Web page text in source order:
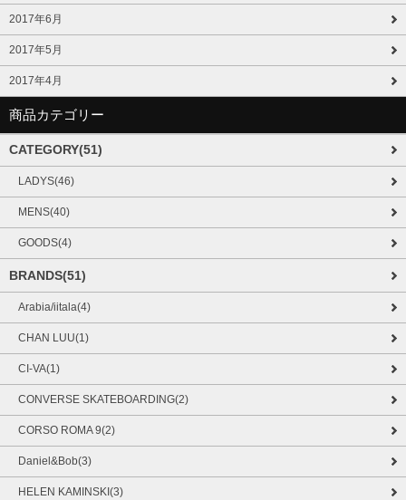
2017年6月
2017年5月
2017年4月
商品カテゴリー
CATEGORY(51)
LADYS(46)
MENS(40)
GOODS(4)
BRANDS(51)
Arabia/iitala(4)
CHAN LUU(1)
CI-VA(1)
CONVERSE SKATEBOARDING(2)
CORSO ROMA 9(2)
Daniel&Bob(3)
HELEN KAMINSKI(3)